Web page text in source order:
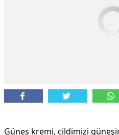
Güneş kremi, cildimizi